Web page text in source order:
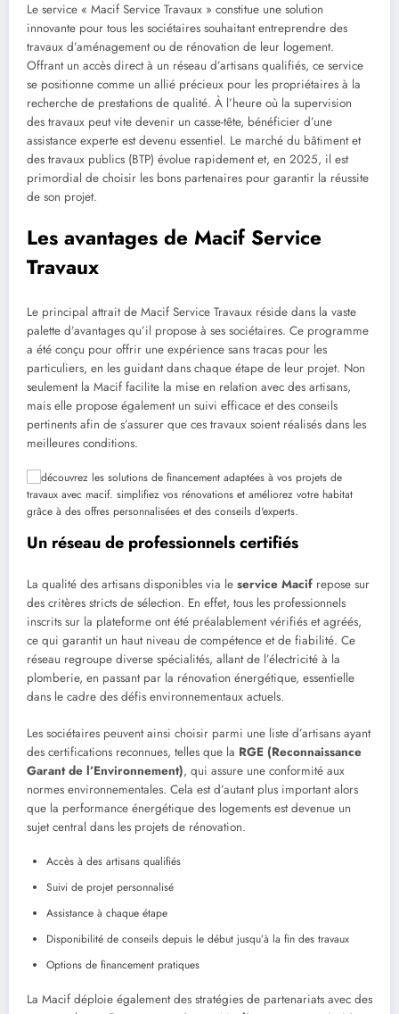
Le service « Macif Service Travaux » constitue une solution
innovante pour tous les sociétaires souhaitant entreprendre des
travaux d’aménagement ou de rénovation de leur logement.
Offrant un accès direct à un réseau d’artisans qualifiés, ce service
se positionne comme un allié précieux pour les propriétaires à la
recherche de prestations de qualité. À l’heure où la supervision
des travaux peut vite devenir un casse-tête, bénéficier d’une
assistance experte est devenu essentiel. Le marché du bâtiment et
des travaux publics (BTP) évolue rapidement et, en 2025, il est
primordial de choisir les bons partenaires pour garantir la réussite
de son projet.
Les avantages de Macif Service
Travaux
Le principal attrait de Macif Service Travaux réside dans la vaste
palette d’avantages qu’il propose à ses sociétaires. Ce programme
a été conçu pour offrir une expérience sans tracas pour les
particuliers, en les guidant dans chaque étape de leur projet. Non
seulement la Macif facilite la mise en relation avec des artisans,
mais elle propose également un suivi efficace et des conseils
pertinents afin de s’assurer que ces travaux soient réalisés dans les
meilleures conditions.
Un réseau de professionnels certifiés
La qualité des artisans disponibles via le service Macif repose sur
des critères stricts de sélection. En effet, tous les professionnels
inscrits sur la plateforme ont été préalablement vérifiés et agréés,
ce qui garantit un haut niveau de compétence et de fiabilité. Ce
réseau regroupe diverse spécialités, allant de l’électricité à la
plomberie, en passant par la rénovation énergétique, essentielle
dans le cadre des défis environnementaux actuels.
Les sociétaires peuvent ainsi choisir parmi une liste d’artisans ayant
des certifications reconnues, telles que la RGE (Reconnaissance
Garant de l’Environnement), qui assure une conformité aux
normes environnementales. Cela est d’autant plus important alors
que la performance énergétique des logements est devenue un
sujet central dans les projets de rénovation.
Accès à des artisans qualifiés
Suivi de projet personnalisé
Assistance à chaque étape
Disponibilité de conseils depuis le début jusqu’à la fin des travaux
Options de financement pratiques
La Macif déploie également des stratégies de partenariats avec des